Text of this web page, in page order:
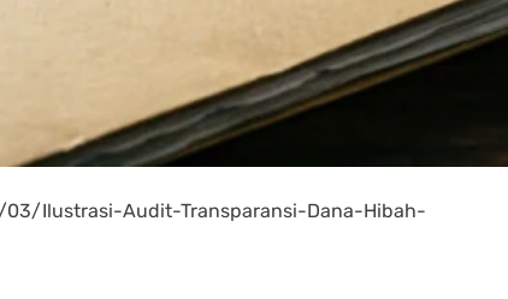
Ilustrasi-Audit-Transparansi-Dana-Hibah-